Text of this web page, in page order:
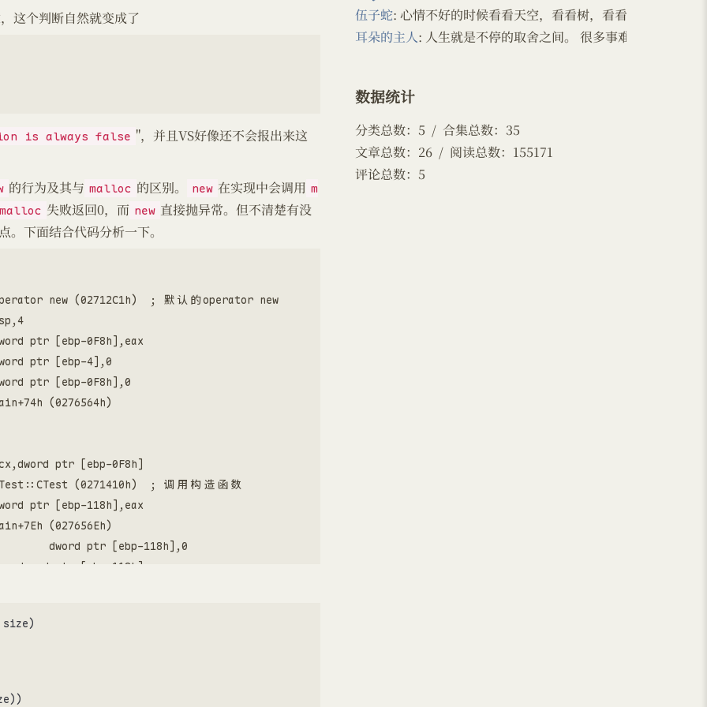
这个判断自然就变成了
is always false "，并且VS好像还不会报出来这
的行为及其与 malloc 的区别。 new 在实现中会调用 m
malloc 失败返回0，而 new 直接抛异常。但不清楚有没
下面结合代码分析一下。
new (02712C1h)  ; 默认的operator new
ptr [ebp-0F8h],eax
ptr [ebp-4],0
ptr [ebp-0F8h],0
(0276564h)
ptr [ebp-0F8h]
(0271410h)  ; 调用构造函数
ptr [ebp-118h],eax
(027656Eh)
dword ptr [ebp-118h],0
ptr [ebp-118h]
ptr [ebp-0ECh]
伍子蛇: 心情不好的时候看看天空，看看树，看看草，祝开心
耳朵的主人: 人生就是不停的取舍之间。 很多事难以释怀的，
数据统计
分类总数：5 / 合集总数：35
文章总数：26 / 阅读总数：155171
评论总数：5